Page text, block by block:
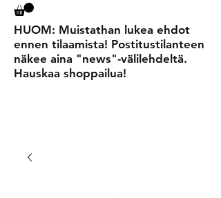
HUOM: Muistathan lukea ehdot
ennen tilaamista! Postitustilanteen
näkee aina "news"-välilehdeltä.
Hauskaa shoppailua!